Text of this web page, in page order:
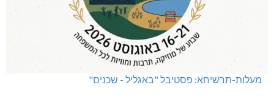
מעלות-תרשיחא: פסטיבל "באגליל - שכנים"